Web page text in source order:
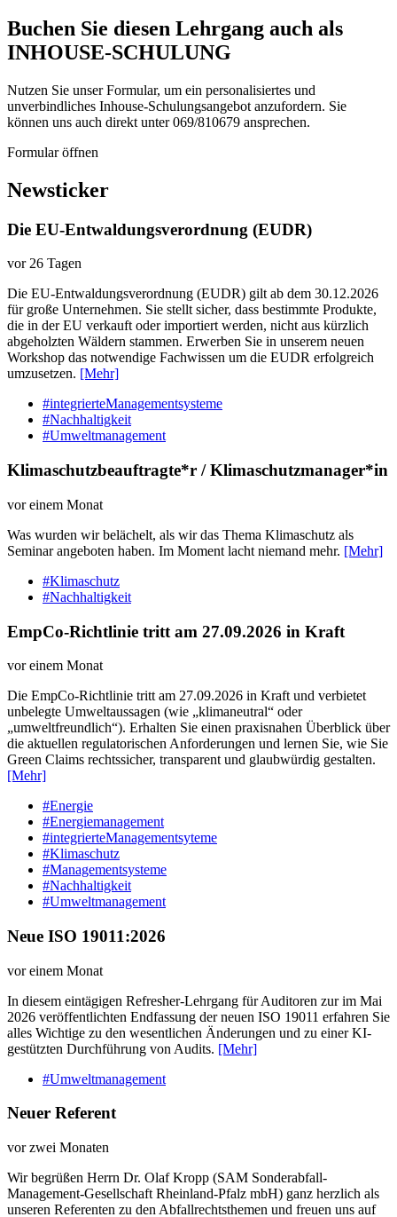
Buchen Sie diesen Lehrgang auch als
INHOUSE-SCHULUNG
Nutzen Sie unser Formular, um ein personalisiertes und
unverbindliches Inhouse-Schulungs­angebot anzufordern. Sie
können uns auch direkt unter 069/810679 ansprechen.
Formular öffnen
Newsticker
Die EU-Entwaldungsverordnung (EUDR)
vor 26 Tagen
Die EU-Entwaldungsverordnung (EUDR) gilt ab dem 30.12.2026
für große Unternehmen. Sie stellt sicher, dass bestimmte Produkte,
die in der EU verkauft oder importiert werden, nicht aus kürzlich
abgeholzten Wäldern stammen. Erwerben Sie in unserem neuen
Workshop das notwendige Fachwissen um die EUDR erfolgreich
umzusetzen. [Mehr]
#integrierteManagementsysteme
#Nachhaltigkeit
#Umweltmanagement
Klimaschutzbeauftragte*r / Klimaschutzmanager*in
vor einem Monat
Was wurden wir belächelt, als wir das Thema Klimaschutz als
Seminar angeboten haben. Im Moment lacht niemand mehr. [Mehr]
#Klimaschutz
#Nachhaltigkeit
EmpCo-Richtlinie tritt am 27.09.2026 in Kraft
vor einem Monat
Die EmpCo-Richtlinie tritt am 27.09.2026 in Kraft und verbietet
unbelegte Umweltaussagen (wie „klimaneutral“ oder
„umweltfreundlich“). Erhalten Sie einen praxisnahen Überblick über
die aktuellen regulatorischen Anforderungen und lernen Sie, wie Sie
Green Claims rechtssicher, transparent und glaubwürdig gestalten.
[Mehr]
#Energie
#Energiemanagement
#integrierteManagementsyteme
#Klimaschutz
#Managementsysteme
#Nachhaltigkeit
#Umweltmanagement
Neue ISO 19011:2026
vor einem Monat
In diesem eintägigen Refresher-Lehrgang für Auditoren zur im Mai
2026 veröffentlichten Endfassung der neuen ISO 19011 erfahren Sie
alles Wichtige zu den wesentlichen Änderungen und zu einer KI-
gestützten Durchführung von Audits. [Mehr]
#Umweltmanagement
Neuer Referent
vor zwei Monaten
Wir begrüßen Herrn Dr. Olaf Kropp (SAM Sonderabfall-
Management-Gesellschaft Rheinland-Pfalz mbH) ganz herzlich als
unseren Referenten zu den Abfallrechtsthemen und freuen uns auf